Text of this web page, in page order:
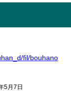
fil/bouhano
5月7日